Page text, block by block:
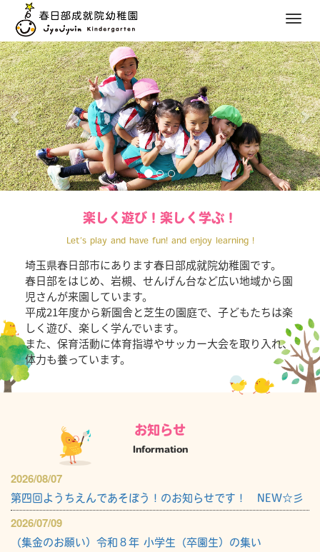
M
e
n
u
前
へ
次
へ
楽しく遊び！楽しく学ぶ！
Let’s play and have fun! and enjoy learning !
埼玉県春日部市にあります春日部成就院幼稚園です。
春日部をはじめ、岩槻、せんげん台など広い地域から園
児さんが来園しています。
平成21年度から新園舎と芝生の園庭で、子どもたちは楽
しく遊び、楽しく学んでいます。
また、保育活動に体育指導やサッカー大会を取り入れ、
体力も養っています。
お知らせ
Information
2026/08/07
第四回ようちえんであそぼう！のお知らせです！ NEW☆彡
2026/07/09
（集金のお願い）令和８年 小学生（卒園生）の集い